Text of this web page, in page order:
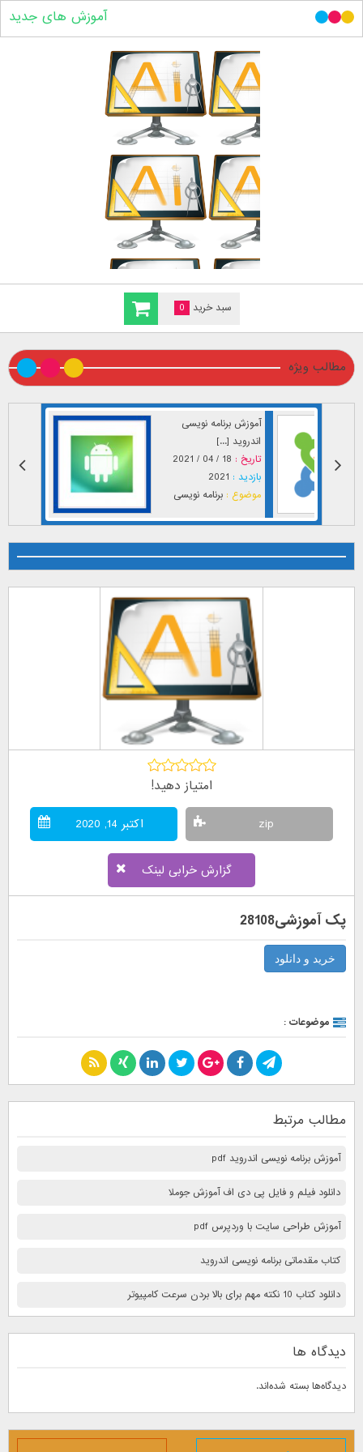
سبد خرید 0
آموزش های جدید
مطالب ویژه
آموزش برنامه نویسی
اندروید [...]
تاریخ : 18 / 04 / 2021
بازدید : 2021
موضوع : برنامه نویسی
امتیاز دهید!
zip اکتبر 14, 2020
گزارش خرابی لینک
پک آموزشی28108
خرید و دانلود
موضوعات :
مطالب مرتبط
آموزش برنامه نویسی اندروید pdf
دانلود فیلم و فایل پی دی اف آموزش جوملا
آموزش طراحی سایت با وردپرس pdf
کتاب مقدماتی برنامه نویسی اندروید
دانلود کتاب 10 نكته مهم برای بالا بردن سرعت كامپيوتر
دیدگاه ها
دیدگاه‌ها بسته شده‌اند.